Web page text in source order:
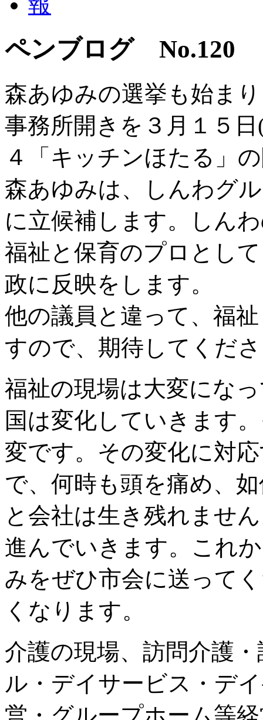
ペンブログ No.120
森あゆみの選挙も始ま
事務所開きを３月１５
４「キッチンほたる」
森あゆみは、しんわグ
に立候補します。しん
福祉と保育のプロとし
政に反映をします。
他の議員と違って、福
すので、期待してくだ
福祉の現場は大変にな
国は変化していきます
変です。その変化に対
で、何時も頭を痛め、
と会社は生き残れませ
進んでいきます。これ
みをぜひ市会に送って
くなります。
介護の現場、訪問介護
ル・デイサービス・デ
営・グループホーム等